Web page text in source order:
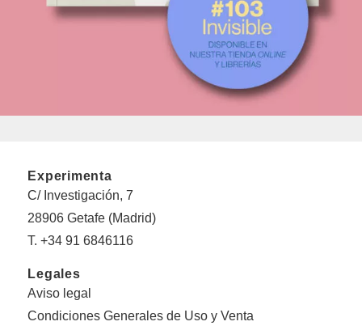
Experimenta
C/ Investigación, 7
28906 Getafe (Madrid)
T. +34 91 6846116
Legales
Aviso legal
Condiciones Generales de Uso y Venta